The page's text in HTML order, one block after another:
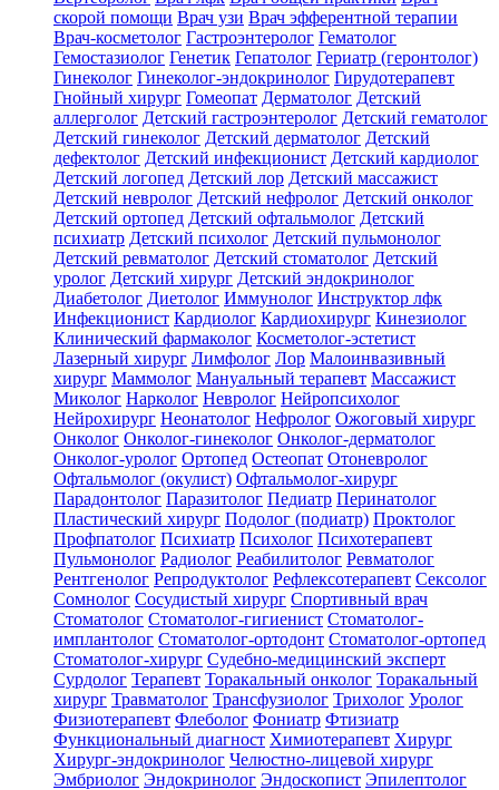
скорой помощи Врач узи Врач эфферентной терапии
Врач-косметолог Гастроэнтеролог Гематолог
Гемостазиолог Генетик Гепатолог Гериатр (геронтолог)
Гинеколог Гинеколог-эндокринолог Гирудотерапевт
Гнойный хирург Гомеопат Дерматолог Детский
аллерголог Детский гастроэнтеролог Детский гематолог
Детский гинеколог Детский дерматолог Детский
дефектолог Детский инфекционист Детский кардиолог
Детский логопед Детский лор Детский массажист
Детский невролог Детский нефролог Детский онколог
Детский ортопед Детский офтальмолог Детский
психиатр Детский психолог Детский пульмонолог
Детский ревматолог Детский стоматолог Детский
уролог Детский хирург Детский эндокринолог
Диабетолог Диетолог Иммунолог Инструктор лфк
Инфекционист Кардиолог Кардиохирург Кинезиолог
Клинический фармаколог Косметолог-эстетист
Лазерный хирург Лимфолог Лор Малоинвазивный
хирург Маммолог Мануальный терапевт Массажист
Миколог Нарколог Невролог Нейропсихолог
Нейрохирург Неонатолог Нефролог Ожоговый хирург
Онколог Онколог-гинеколог Онколог-дерматолог
Онколог-уролог Ортопед Остеопат Отоневролог
Офтальмолог (окулист) Офтальмолог-хирург
Парадонтолог Паразитолог Педиатр Перинатолог
Пластический хирург Подолог (подиатр) Проктолог
Профпатолог Психиатр Психолог Психотерапевт
Пульмонолог Радиолог Реабилитолог Ревматолог
Рентгенолог Репродуктолог Рефлексотерапевт Сексолог
Сомнолог Сосудистый хирург Спортивный врач
Стоматолог Стоматолог-гигиенист Стоматолог-
имплантолог Стоматолог-ортодонт Стоматолог-ортопед
Стоматолог-хирург Судебно-медицинский эксперт
Сурдолог Терапевт Торакальный онколог Торакальный
хирург Травматолог Трансфузиолог Трихолог Уролог
Физиотерапевт Флеболог Фониатр Фтизиатр
Функциональный диагност Химиотерапевт Хирург
Хирург-эндокринолог Челюстно-лицевой хирург
Эмбриолог Эндокринолог Эндоскопист Эпилептолог